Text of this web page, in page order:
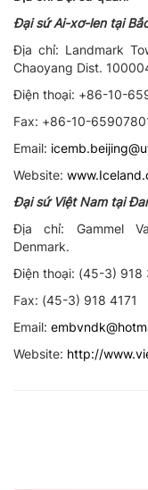
Đại sứ Ai-xơ-len tại
Địa chỉ: Landmark
Chaoyang Dist.
Điện thoại: +86-10-
Fax: +86-10-
Email:
Website:
Đại sứ Việt Nam tại
Địa chỉ: Gammel
Denmark.
Điện thoại: (45-3) 918
Fax: (45-3) 918 4171
Email:
Website: http://